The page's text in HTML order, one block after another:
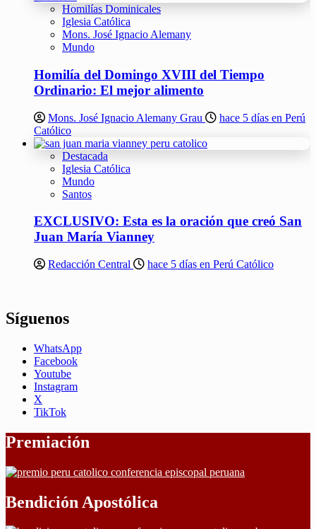
Homilías Dominicales
Iglesia Católica
Mons. José Ignacio Alemany
Mundo
Homilía del Domingo XVIII del Tiempo
Ordinario: El mejor alimento
Mons. José Ignacio Alemany Grau
hace 5 días en Perú
Católico
Destacada
Iglesia Católica
Mundo
Santos
EXCLUSIVO: Esta es la oración que creó San
Juan María Vianney
Redacción Central hace 5 días en Perú Católico
Síguenos
WhatsApp
Facebook
Youtube
Instagram
X
TikTok
Premiación
Bendición Apostólica